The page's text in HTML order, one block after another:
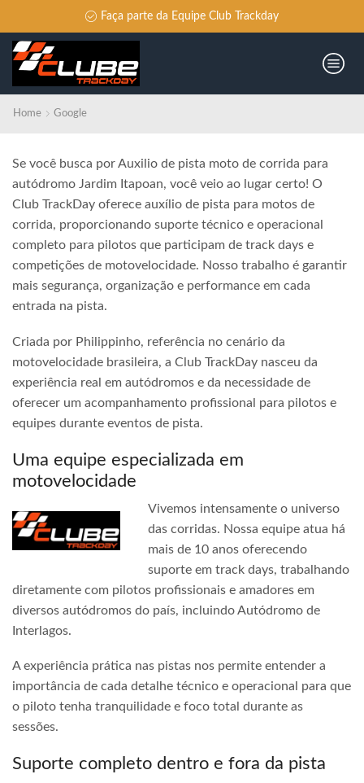
Faça parte da Equipe Club Trackday
Home Google
Se você busca por Auxilio de pista moto de corrida para
autódromo Jardim Itapoan, você veio ao lugar certo! O
Club TrackDay oferece auxílio de pista para motos de
corrida, proporcionando suporte técnico e operacional
completo para pilotos que participam de track days e
competições de motovelocidade. Nosso trabalho é garantir
mais segurança, organização e performance em cada
entrada na pista.
Criada por Philippinho, referência no cenário da
motovelocidade brasileira, a Club TrackDay nasceu da
experiência real em autódromos e da necessidade de
oferecer um acompanhamento profissional para pilotos e
equipes durante eventos de pista.
Uma equipe especializada em
motovelocidade
Vivemos intensamente o universo
das corridas. Nossa equipe atua há
mais de 10 anos oferecendo
suporte em track days, trabalhando
diretamente com pilotos profissionais e amadores em
diversos autódromos do país, incluindo Autódromo de
Interlagos.
A experiência prática nas pistas nos permite entender a
importância de cada detalhe técnico e operacional para que
o piloto tenha tranquilidade e foco total durante as
sessões.
Suporte completo dentro e fora da pista